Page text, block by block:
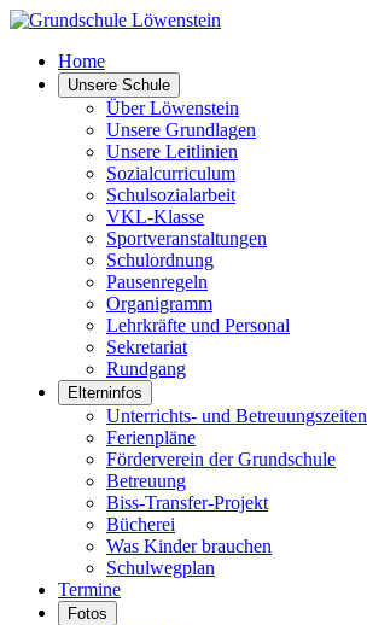
Home
Unsere Schule
Über Löwenstein
Unsere Grundlagen
Unsere Leitlinien
Sozialcurriculum
Schulsozialarbeit
VKL-Klasse
Sportveranstaltungen
Schulordnung
Pausenregeln
Organigramm
Lehrkräfte und Personal
Sekretariat
Rundgang
Elterninfos
Unterrichts- und Betreuungszeiten
Ferienpläne
Förderverein der Grundschule
Betreuung
Biss-Transfer-Projekt
Bücherei
Was Kinder brauchen
Schulwegplan
Termine
Fotos